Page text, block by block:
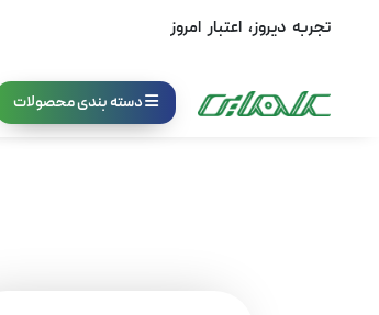
تجربه دیروز، اعتبار امروز
دسته بندی محصولات